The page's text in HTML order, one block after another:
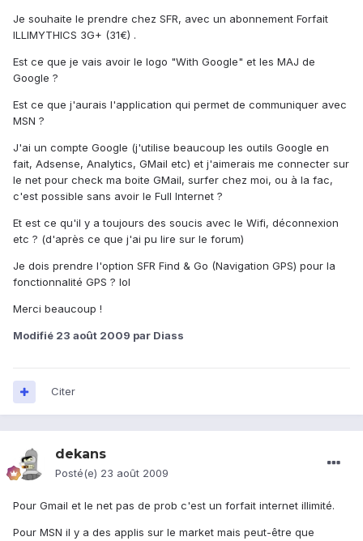
Je souhaite le prendre chez SFR, avec un abonnement Forfait
ILLIMYTHICS 3G+ (31€) .
Est ce que je vais avoir le logo "With Google" et les MAJ de
Google ?
Est ce que j'aurais l'application qui permet de communiquer avec
MSN ?
J'ai un compte Google (j'utilise beaucoup les outils Google en
fait, Adsense, Analytics, GMail etc) et j'aimerais me connecter sur
le net pour check ma boite GMail, surfer chez moi, ou à la fac,
c'est possible sans avoir le Full Internet ?
Et est ce qu'il y a toujours des soucis avec le Wifi, déconnexion
etc ? (d'après ce que j'ai pu lire sur le forum)
Je dois prendre l'option SFR Find & Go (Navigation GPS) pour la
fonctionnalité GPS ? lol
Merci beaucoup !
Modifié 23 août 2009 par Diass
Citer
dekans
Posté(e) 23 août 2009
Pour Gmail et le net pas de prob c'est un forfait internet illimité.
Pour MSN il y a des applis sur le market mais peut-être que